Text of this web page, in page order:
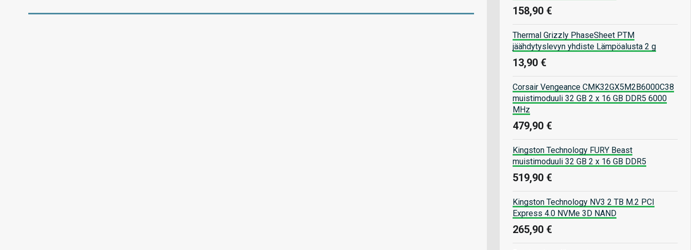
158,90 €
Thermal Grizzly PhaseSheet PTM
jäähdytyslevyn yhdiste Lämpöalusta 2 g
13,90 €
Corsair Vengeance CMK32GX5M2B6000C38
muistimoduuli 32 GB 2 x 16 GB DDR5 6000
MHz
479,90 €
Kingston Technology FURY Beast
muistimoduuli 32 GB 2 x 16 GB DDR5
519,90 €
Kingston Technology NV3 2 TB M.2 PCI
Express 4.0 NVMe 3D NAND
265,90 €